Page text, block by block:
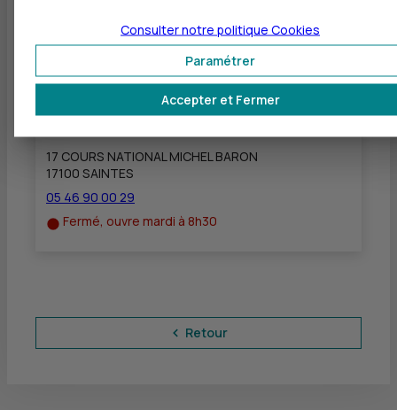
Fermé, ouvre mardi à 8h30
à34 km
17 COURS NATIONAL MICHEL BARON
17100 SAINTES
05 46 90 00 29
Fermé, ouvre mardi à 8h30
Retour
Accepter et Fermer
Paramétrer
Consulter notre politique Cookies